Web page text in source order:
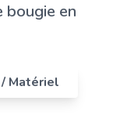
bougie en
Matériel